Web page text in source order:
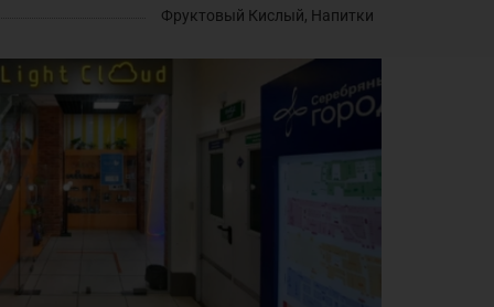
Фруктовый Кислый, Напитки